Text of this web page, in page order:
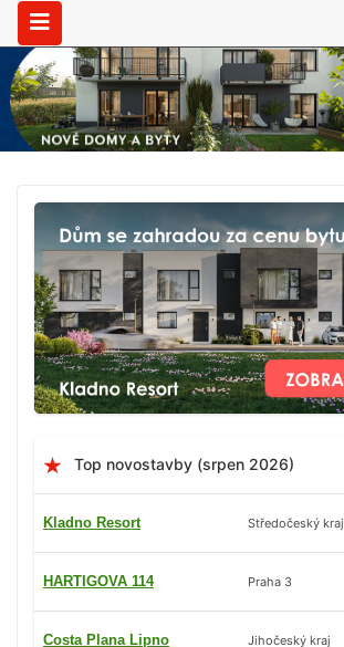
Top novostavby (srpen 2026)
Kladno Resort Středočeský kraj
HARTIGOVA 114 Praha 3
Costa Plana Lipno Jihočeský kraj